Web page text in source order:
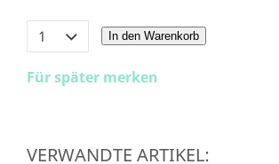
In den Warenkorb
Für später merken
VERWANDTE ARTIKEL: